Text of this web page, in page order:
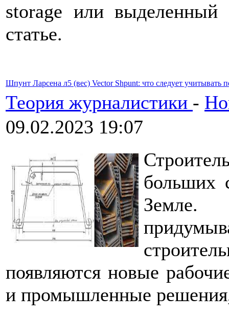
storage или
статье.
Шпунт Ларсена л5 (вес) Vector Shpunt: что следует учитывать
Теория журналистики -
09.02.2023 19:07
больших
Земле.
появляются новые
и промышленные